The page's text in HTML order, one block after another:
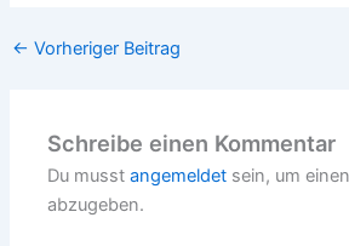
← Vorheriger Beitrag
Schreibe einen Kommentar
Du musstangemeldet sein, um
abzugeben.